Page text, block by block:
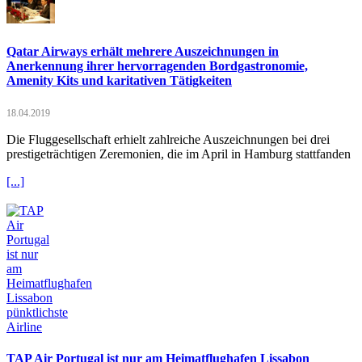
Qatar Airways erhält mehrere Auszeichnungen in
Anerkennung ihrer hervorragenden Bordgastronomie,
Amenity Kits und karitativen Tätigkeiten
18.04.2019
Die Fluggesellschaft erhielt zahlreiche Auszeichnungen bei drei
prestigeträchtigen Zeremonien, die im April in Hamburg stattfanden
[...]
TAP Air Portugal ist nur am Heimatflughafen Lissabon